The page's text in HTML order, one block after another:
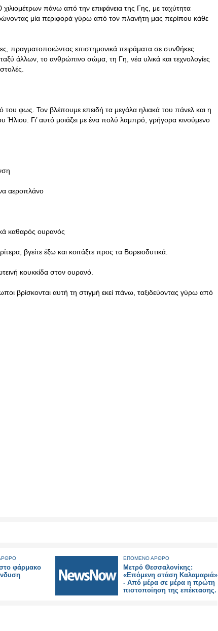
πάνω από την επιφάνεια της Γης, με ταχύτητα
μία περιφορά γύρω από τον πλανήτη μας περίπου κάθε
πραγματοποιώντας επιστημονικά πειράματα σε συνθήκες
άλλων, το ανθρώπινο σώμα, τη Γη, νέα υλικά και τεχνολογίες
του φως. Τον βλέπουμε επειδή τα μεγάλα ηλιακά του πάνελ και η
Γι’ αυτό μοιάζει με ένα πολύ λαμπρό, γρήγορα κινούμενο
αεροπλάνο
καθαρός ουρανός
βγείτε έξω και κοιτάξτε προς τα Βορειοδυτικά.
κουκκίδα στον ουρανό.
βρίσκονται αυτή τη στιγμή εκεί πάνω, ταξιδεύοντας γύρω από
φάρμακο
ΕΠΟΜΕΝΟ ΑΡΘΡΟ
Μετρό Θεσσαλονίκης:
«Επόμενη στάση Καλαμαριά»
- Από μέρα σε μέρα η πρώτη
πιστοποίηση της επέκτασης.